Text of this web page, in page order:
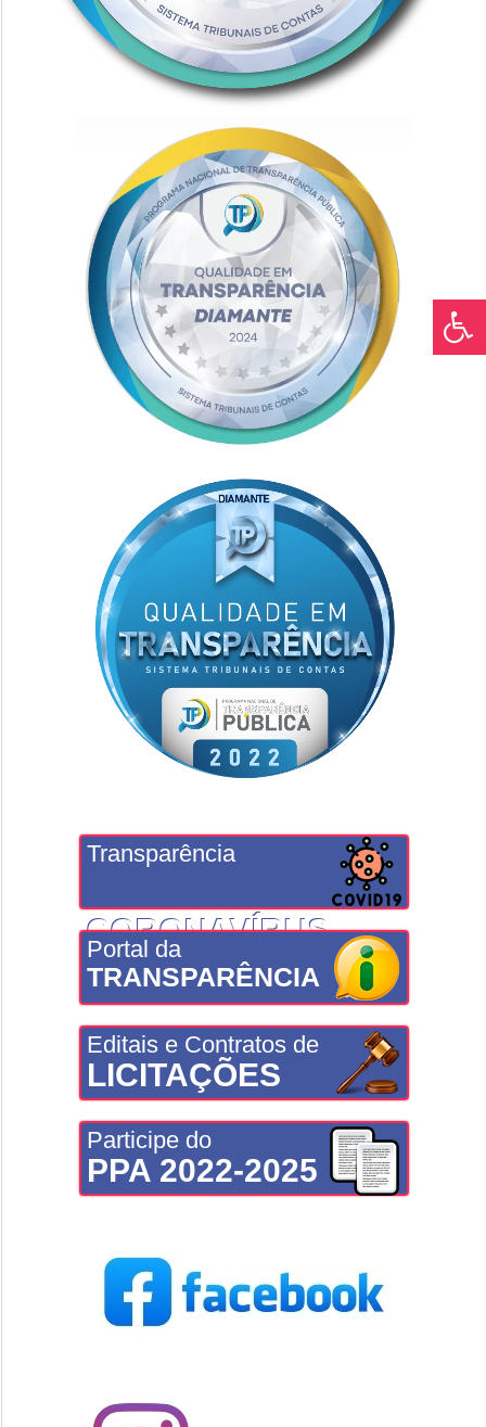
Transparência
CORONAVÍRUS
Portal da
TRANSPARÊNCIA
Editais e Contratos de
LICITAÇÕES
Participe do
PPA 2022-2025